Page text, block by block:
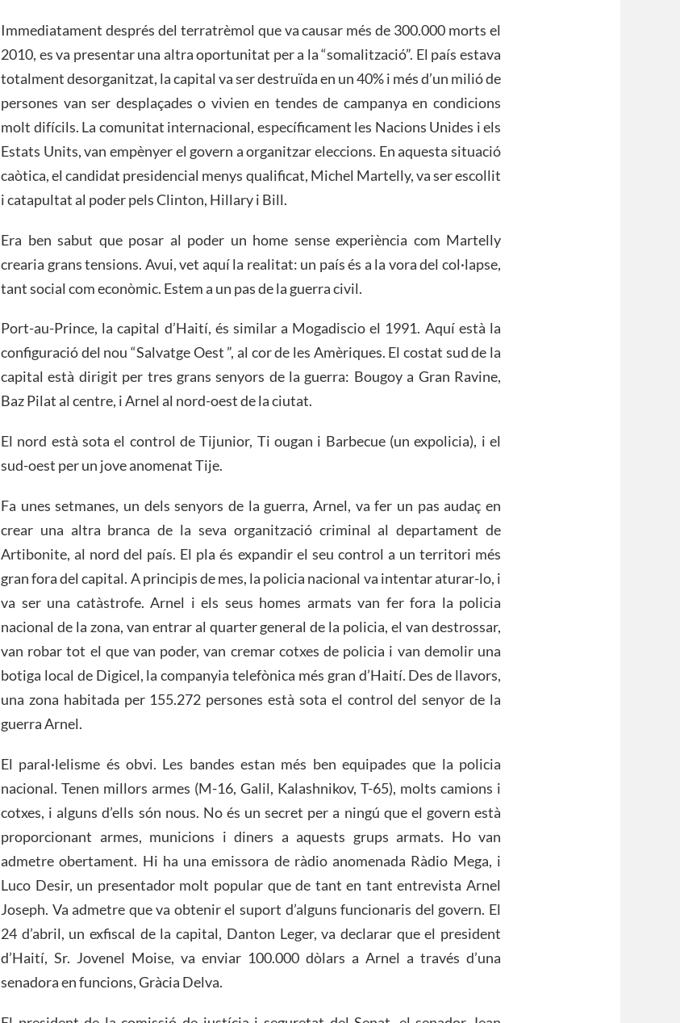
Immediatament després del terratrèmol que va causar més de 300.000 morts el
2010, es va presentar una altra oportunitat per a la “somalització”. El país estava
totalment desorganitzat, la capital va ser destruïda en un 40% i més d’un milió de
persones van ser desplaçades o vivien en tendes de campanya en condicions
molt difícils. La comunitat internacional, específicament les Nacions Unides i els
Estats Units, van empènyer el govern a organitzar eleccions. En aquesta situació
caòtica, el candidat presidencial menys qualificat, Michel Martelly, va ser escollit
i catapultat al poder pels Clinton, Hillary i Bill.
Era ben sabut que posar al poder un home sense experiència com Martelly
crearia grans tensions. Avui, vet aquí la realitat: un país és a la vora del col·lapse,
tant social com econòmic. Estem a un pas de la guerra civil.
Port-au-Prince, la capital d’Haití, és similar a Mogadiscio el 1991. Aquí està la
configuració del nou “Salvatge Oest ”, al cor de les Amèriques. El costat sud de la
capital està dirigit per tres grans senyors de la guerra: Bougoy a Gran Ravine,
Baz Pilat al centre, i Arnel al nord-oest de la ciutat.
El nord està sota el control de Tijunior, Ti ougan i Barbecue (un expolicia), i el
sud-oest per un jove anomenat Tije.
Fa unes setmanes, un dels senyors de la guerra, Arnel, va fer un pas audaç en
crear una altra branca de la seva organització criminal al departament de
Artibonite, al nord del país. El pla és expandir el seu control a un territori més
gran fora del capital. A principis de mes, la policia nacional va intentar aturar-lo, i
va ser una catàstrofe. Arnel i els seus homes armats van fer fora la policia
nacional de la zona, van entrar al quarter general de la policia, el van destrossar,
van robar tot el que van poder, van cremar cotxes de policia i van demolir una
botiga local de Digicel, la companyia telefònica més gran d’Haití. Des de llavors,
una zona habitada per 155.272 persones està sota el control del senyor de la
guerra Arnel.
El paral·lelisme és obvi. Les bandes estan més ben equipades que la policia
nacional. Tenen millors armes (M-16, Galil, Kalashnikov, T-65), molts camions i
cotxes, i alguns d’ells són nous. No és un secret per a ningú que el govern està
proporcionant armes, municions i diners a aquests grups armats. Ho van
admetre obertament. Hi ha una emissora de ràdio anomenada Ràdio Mega, i
Luco Desir, un presentador molt popular que de tant en tant entrevista Arnel
Joseph. Va admetre que va obtenir el suport d’alguns funcionaris del govern. El
24 d’abril, un exfiscal de la capital, Danton Leger, va declarar que el president
d’Haití, Sr. Jovenel Moise, va enviar 100.000 dòlars a Arnel a través d’una
senadora en funcions, Gràcia Delva.